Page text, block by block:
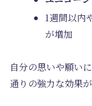
1週間以内
が増加
自分の思いや願い
通りの強力な効果